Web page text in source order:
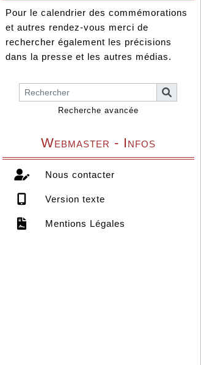
Pour le calendrier des commémorations
et autres rendez-vous merci de
rechercher également les précisions
dans la presse et les autres médias.
Recherche avancée
Webmaster - Infos
Nous contacter
Version texte
Mentions Légales